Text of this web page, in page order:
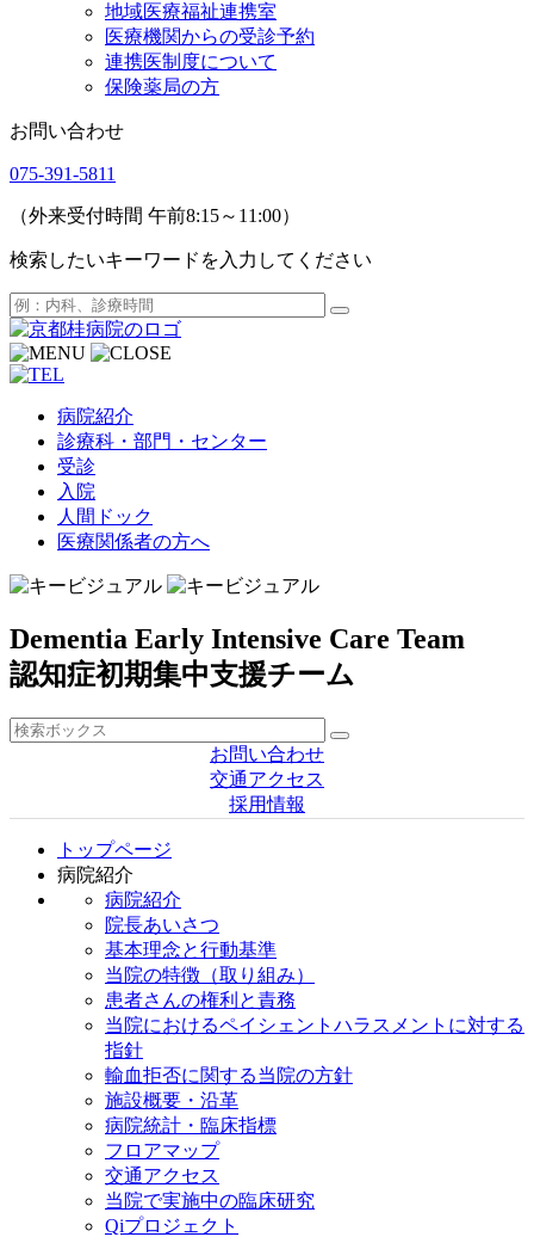
地域医療福祉連携室
医療機関からの受診予約
連携医制度について
保険薬局の方
お問い合わせ
075-391-5811
（外来受付時間 午前8:15～11:00）
検索したいキーワードを入力してください
病院紹介
診療科・部門・センター
受診
入院
人間ドック
医療関係者の方へ
Dementia Early Intensive Care Team
認知症初期集中支援チーム
お問い合わせ
交通アクセス
採用情報
トップページ
病院紹介
病院紹介
院長あいさつ
基本理念と行動基準
当院の特徴（取り組み）
患者さんの権利と責務
当院におけるペイシェントハラスメントに対する
指針
輸血拒否に関する当院の方針
施設概要・沿革
病院統計・臨床指標
フロアマップ
交通アクセス
当院で実施中の臨床研究
Qiプロジェクト